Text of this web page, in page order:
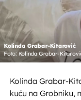
Kolinda Grabar-Kitarović
Foto: Kolinda Grabar-
Kolinda Grabar-
kuću na Grobniku,